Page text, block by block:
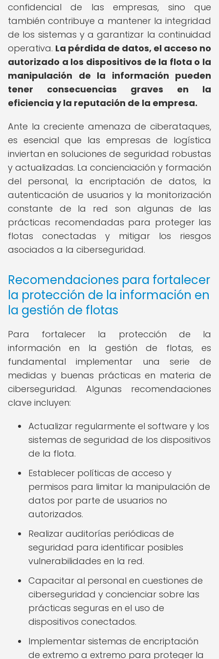
confidencial de las empresas, sino que
también contribuye a mantener la integridad
de los sistemas y a garantizar la continuidad
operativa. La pérdida de datos, el acceso no
autorizado a los dispositivos de la flota o la
manipulación de la información pueden
tener consecuencias graves en la
eficiencia y la reputación de la empresa.
Ante la creciente amenaza de ciberataques,
es esencial que las empresas de logística
inviertan en soluciones de seguridad robustas
y actualizadas. La concienciación y formación
del personal, la encriptación de datos, la
autenticación de usuarios y la monitorización
constante de la red son algunas de las
prácticas recomendadas para proteger las
flotas conectadas y mitigar los riesgos
asociados a la ciberseguridad.
Recomendaciones para fortalecer
la protección de la información en
la gestión de flotas
Para fortalecer la protección de la
información en la gestión de flotas, es
fundamental implementar una serie de
medidas y buenas prácticas en materia de
ciberseguridad. Algunas recomendaciones
clave incluyen:
Actualizar regularmente el software y los
sistemas de seguridad de los dispositivos
de la flota.
Establecer políticas de acceso y
permisos para limitar la manipulación de
datos por parte de usuarios no
autorizados.
Realizar auditorías periódicas de
seguridad para identificar posibles
vulnerabilidades en la red.
Capacitar al personal en cuestiones de
ciberseguridad y concienciar sobre las
prácticas seguras en el uso de
dispositivos conectados.
Implementar sistemas de encriptación
de extremo a extremo para proteger la